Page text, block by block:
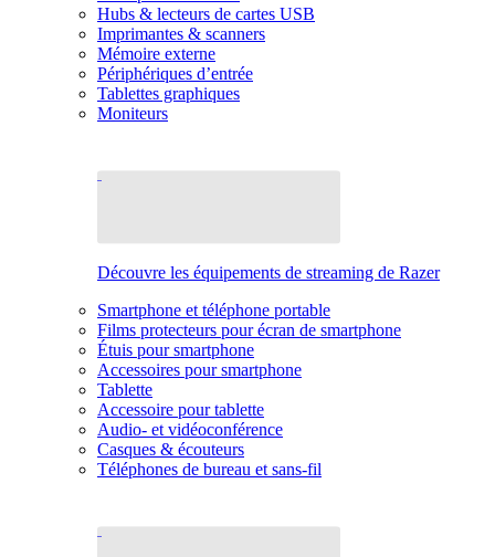
Hubs & lecteurs de cartes USB
Imprimantes & scanners
Mémoire externe
Périphériques d’entrée
Tablettes graphiques
Moniteurs
Découvre les équipements de streaming de Razer
Smartphone et téléphone portable
Films protecteurs pour écran de smartphone
Étuis pour smartphone
Accessoires pour smartphone
Tablette
Accessoire pour tablette
Audio- et vidéoconférence
Casques & écouteurs
Téléphones de bureau et sans-fil